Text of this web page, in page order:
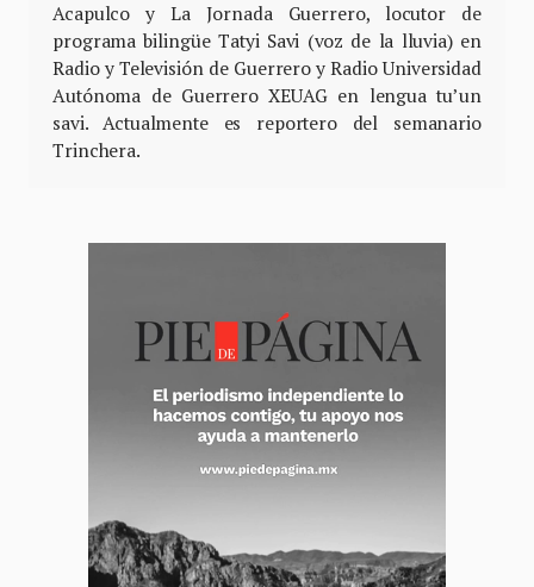
Acapulco y La Jornada Guerrero, locutor de
programa bilingüe Tatyi Savi (voz de la lluvia) en
Radio y Televisión de Guerrero y Radio Universidad
Autónoma de Guerrero XEUAG en lengua tu’un
savi. Actualmente es reportero del semanario
Trinchera.